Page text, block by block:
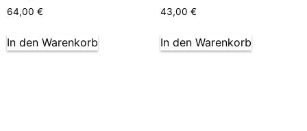
64,00 €
In den Warenkorb
43,00 €
In den Warenkorb